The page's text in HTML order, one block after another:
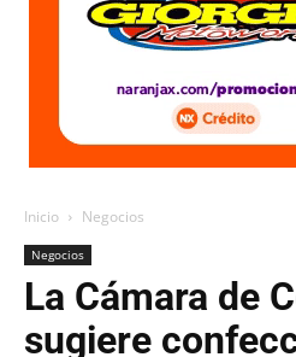
Inicio Negocios
Negocios
La Cámara de
sugiere